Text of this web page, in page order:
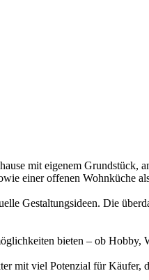
mit eigenem Grundstück,
einer offenen Wohnküche
Gestaltungsideen. Die
bieten – ob Hobby,
mit viel Potenzial für Käufer,